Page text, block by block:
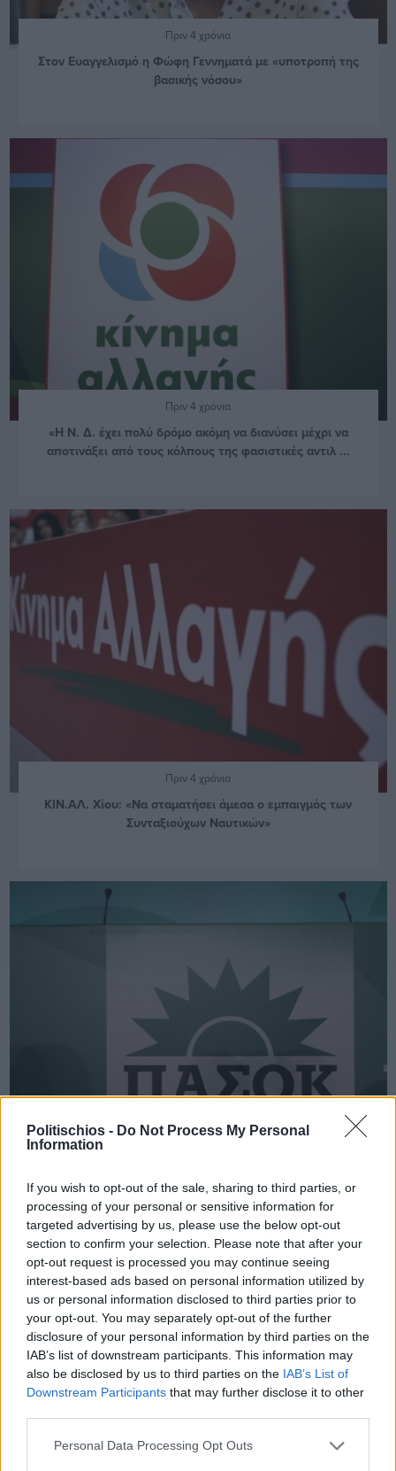
Politischios - Do Not Process My Personal
Information
If you wish to opt-out of the sale, sharing to third parties, or
processing of your personal or sensitive information for
targeted advertising by us, please use the below opt-out
section to confirm your selection. Please note that after your
opt-out request is processed you may continue seeing
interest-based ads based on personal information utilized by
us or personal information disclosed to third parties prior to
your opt-out. You may separately opt-out of the further
disclosure of your personal information by third parties on the
IAB’s list of downstream participants. This information may
also be disclosed by us to third parties on the IAB’s List of
Downstream Participants that may further disclose it to other
Personal Data Processing Opt Outs
Πριν 4 χρόνια
Στον Ευαγγελισμό η Φώφη Γεννηματά με «υποτροπή της
βασικής νόσου»
Πριν 4 χρόνια
«Η Ν. Δ. έχει πολύ δρόμο ακόμη να διανύσει μέχρι να
αποτινάξει από τους κόλπους της φασιστικές αντιλ ...
Πριν 4 χρόνια
ΚΙΝ.ΑΛ. Χίου: «Να σταματήσει άμεσα ο εμπαιγμός των
Συνταξιούχων Ναυτικών»
αποθήκη ψυχών"